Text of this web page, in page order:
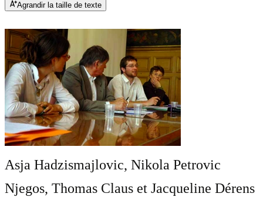
Agrandir la taille de texte
Asja Hadzismajlovic, Nikola Petrovic
Njegos, Thomas Claus et Jacqueline Dérens